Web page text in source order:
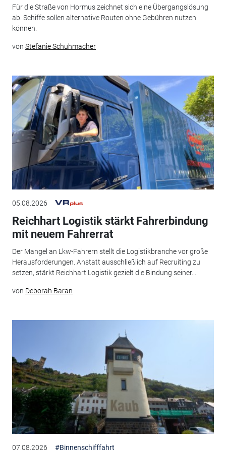
Für die Straße von Hormus zeichnet sich eine Übergangslösung
ab. Schiffe sollen alternative Routen ohne Gebühren nutzen
können.
von Stefanie Schuhmacher
05.08.2026
Reichhart Logistik stärkt Fahrerbindung
mit neuem Fahrerrat
Der Mangel an Lkw-Fahrern stellt die Logistikbranche vor große
Herausforderungen. Anstatt ausschließlich auf Recruiting zu
setzen, stärkt Reichhart Logistik gezielt die Bindung seiner...
von Deborah Baran
07.08.2026 #Binnenschifffahrt